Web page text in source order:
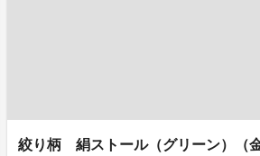
絞り柄 絹ストール（グリーン）（金